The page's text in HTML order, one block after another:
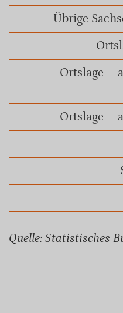
Übrige
Ortslage –
Ortslage –
Quelle: Statistisches